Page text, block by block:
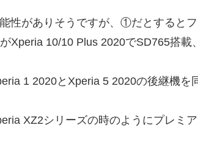
性がありそうですが、①だとすると
Xperia 10/10 Plus 2020でSD765搭載
1 2020とXperia 5 2020の後継機を
XZ2シリーズの時のようにプレミ